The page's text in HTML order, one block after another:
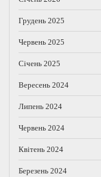
Грудень 2025
Червень 2025
Січень 2025
Вересень 2024
Липень 2024
Червень 2024
Квітень 2024
Березень 2024